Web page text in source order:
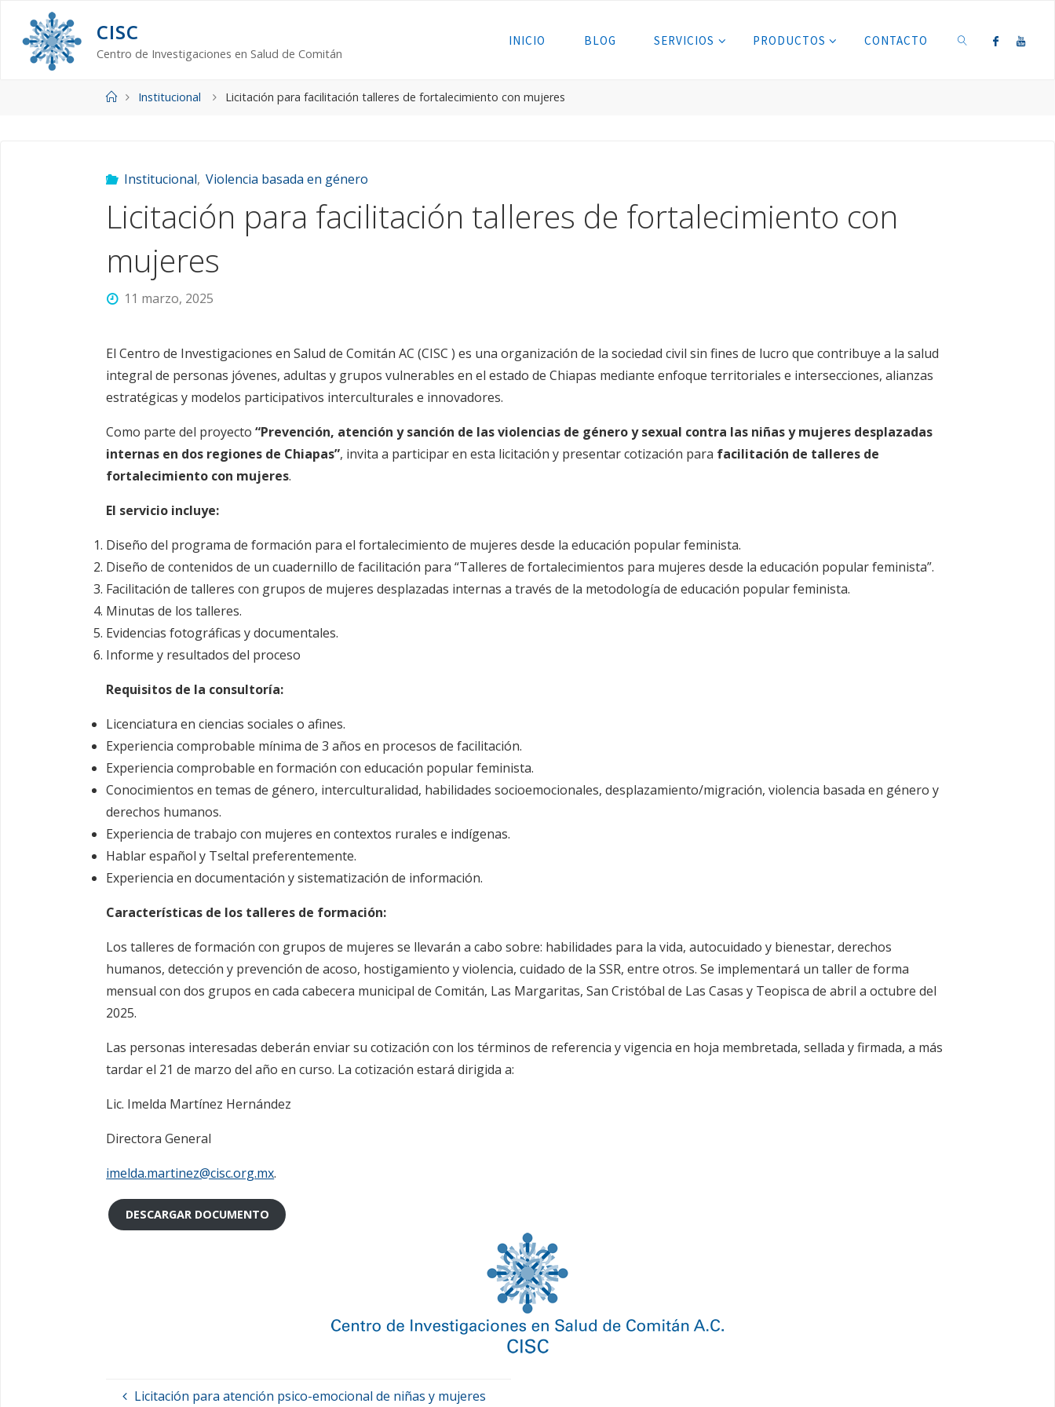
contenido
CISC
Centro de Investigaciones en Salud de Comitán
INICIO BLOG SERVICIOS PRODUCTOS CONTACTO
PáginaInstitucional Licitación para facilitación talleres de fortalecimiento con mujeres
Institucional, Violencia basada en género
Licitación para facilitación talleres de fortalecimiento con
mujeres
11 marzo, 2025
El Centro de Investigaciones en Salud de Comitán AC (CISC ) es una organización de la sociedad civil sin fines de lucro que contribuye a la salud
integral de personas jóvenes, adultas y grupos vulnerables en el estado de Chiapas mediante enfoque territoriales e intersecciones, alianzas
estratégicas y modelos participativos interculturales e innovadores.
Como parte del proyecto“Prevención, atención y sanción de las violencias de género y sexual contra las niñas y mujeres desplazadas
internas en dos regiones de Chiapas”, invita a participar en esta licitación y presentar cotización para facilitación de talleres de
fortalecimiento con mujeres.
El servicio incluye:
Diseño del programa de formación para el fortalecimiento de mujeres desde la educación popular feminista.
Diseño de contenidos de un cuadernillo de facilitación para “Talleres de fortalecimientos para mujeres desde la educación popular feminista”.
Facilitación de talleres con grupos de mujeres desplazadas internas a través de la metodología de educación popular feminista.
Minutas de los talleres.
Evidencias fotográficas y documentales.
Informe y resultados del proceso
Requisitos de la consultoría:
Licenciatura en ciencias sociales o afines.
Experiencia comprobable mínima de 3 años en procesos de facilitación.
Experiencia comprobable en formación con educación popular feminista.
Conocimientos en temas de género, interculturalidad, habilidades socioemocionales, desplazamiento/migración, violencia basada en género y
derechos humanos.
Experiencia de trabajo con mujeres en contextos rurales e indígenas.
Hablar español y Tseltal preferentemente.
Experiencia en documentación y sistematización de información.
Características de los talleres de formación:
Los talleres de formación con grupos de mujeres se llevarán a cabo sobre: habilidades para la vida, autocuidado y bienestar, derechos
humanos, detección y prevención de acoso, hostigamiento y violencia, cuidado de la SSR, entre otros. Se implementará un taller de forma
mensual con dos grupos en cada cabecera municipal de Comitán, Las Margaritas, San Cristóbal de Las Casas y Teopisca de abril a octubre del
2025.
Las personas interesadas deberán enviar su cotización con los términos de referencia y vigencia en hoja membretada, sellada y firmada, a más
tardar el 21 de marzo del año en curso. La cotización estará dirigida a:
Lic. Imelda Martínez Hernández
Directora General
imelda.martinez@cisc.org.mx.
DESCARGAR DOCUMENTO
Licitación para atención psico-emocional de niñas y mujeres